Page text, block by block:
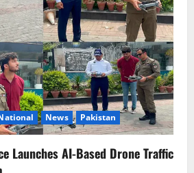
News Pakistan
Launches AI-Based Drone Traffic